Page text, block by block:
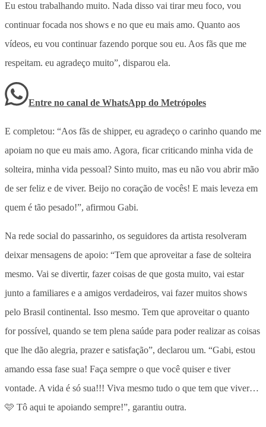
Eu estou trabalhando muito. Nada disso vai tirar meu foco, vou
continuar focada nos shows e no que eu mais amo. Quanto aos
vídeos, eu vou continuar fazendo porque sou eu. Aos fãs que me
respeitam. eu agradeço muito”, disparou ela.
Entre no canal de WhatsApp do Metrópoles
E completou: “Aos fãs de shipper, eu agradeço o carinho quando me
apoiam no que eu mais amo. Agora, ficar criticando minha vida de
solteira, minha vida pessoal? Sinto muito, mas eu não vou abrir mão
de ser feliz e de viver. Beijo no coração de vocês! E mais leveza em
quem é tão pesado!”, afirmou Gabi.
Na rede social do passarinho, os seguidores da artista resolveram
deixar mensagens de apoio: “Tem que aproveitar a fase de solteira
mesmo. Vai se divertir, fazer coisas de que gosta muito, vai estar
junto a familiares e a amigos verdadeiros, vai fazer muitos shows
pelo Brasil continental. Isso mesmo. Tem que aproveitar o quanto
for possível, quando se tem plena saúde para poder realizar as coisas
que lhe dão alegria, prazer e satisfação”, declarou um. “Gabi, estou
amando essa fase sua! Faça sempre o que você quiser e tiver
vontade. A vida é só sua!!! Viva mesmo tudo o que tem que viver…
🩷 Tô aqui te apoiando sempre!”, garantiu outra.